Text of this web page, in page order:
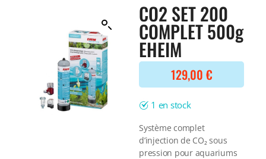
BONNES AFFAIRES
Voir tout
DERNIERS ARRIVAGES
Voir tout
Voir tout
NOURRITURE
Nourriture Lyophilisée
Nourriture sèche
Nourriture vivante
Spéciale herbivores
Spécifique
Voir tout
TRAITEMENT DE L'EAU
CO2 SET 200
COMPLET 500g
EHEIM
129,00 €
1 en stock
Système complet
d’injection de CO₂ sous
pression pour aquariums